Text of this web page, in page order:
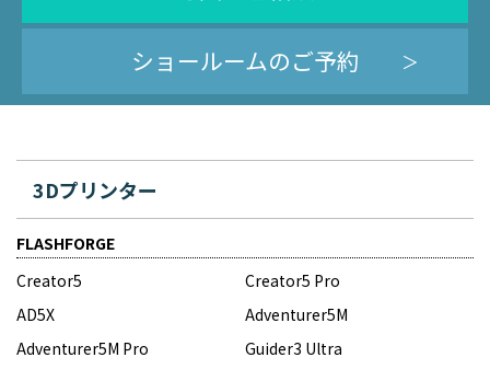
ショールームのご予約
3Dプリンター
FLASHFORGE
Creator5
Creator5 Pro
AD5X
Adventurer5M
Adventurer5M Pro
Guider3 Ultra